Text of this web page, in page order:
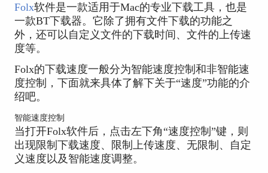
Folx软件是一款适用于Mac的专业下载工具，也是
一款BT下载器。它除了拥有文件下载的功能之
外，还可以自定义文件的下载时间、文件的上传速
度等。
Folx的下载速度一般分为智能速度控制和非智能速
度控制，下面就来具体了解下关于“速度”功能的介
绍吧。
智能速度控制
当打开Folx软件后，点击左下角“速度控制”键，则
出现限制下载速度、限制上传速度、无限制、自定
义速度以及智能速度调整。